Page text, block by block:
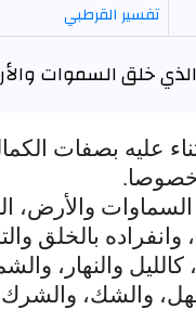
تفسير القرطبي
الذي خلق السموات
عليه بصفات
خصوصا.
والأرض،
بالخلق
والنهار،
والشك، والشرك،